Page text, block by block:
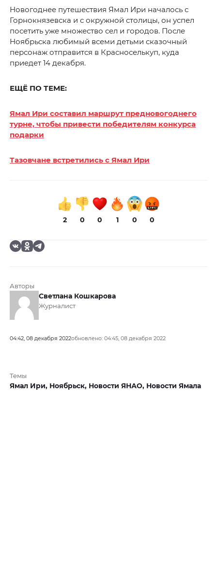
Новогоднее путешествия Ямал Ири началось с
Горнокнязевска и с окружной столицы, он успел
посетить уже множество сел и городов. После
Ноябрьска любимый всеми детьми сказочный
персонаж отправится в Красноселькуп, куда
приедет 14 декабря.
ЕЩЁ ПО ТЕМЕ:
Ямал Ири составил маршрут предновогоднего
турне, чтобы привести победителям конкурса
подарки
Тазовчане встретились с Ямал Ири
2 0 0 1 0 0
Авторы
Светлана Кошкарова
Журналист
04:42, 08 декабря 2022обновлено: 04:45, 08 декабря 2022
Темы
Ямал Ири, Ноябрьск, Новости ЯНАО, Новости Ямала